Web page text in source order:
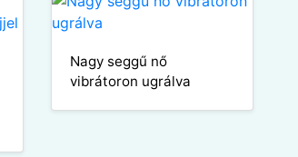
Nagy seggű nő
vibrátoron ugrálva